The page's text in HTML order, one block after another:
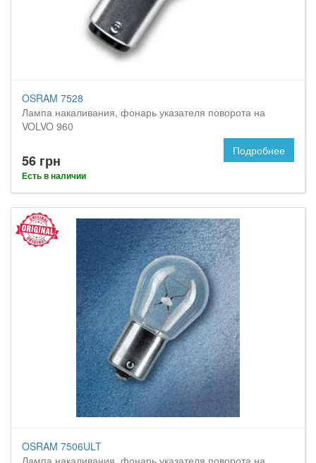
OSRAM 7528
Лампа накаливания, фонарь указателя поворота на
VOLVO 960
56 грн
Есть в наличии
Подробнее
OSRAM 7506ULT
Лампа накаливания, фонарь указателя поворота на